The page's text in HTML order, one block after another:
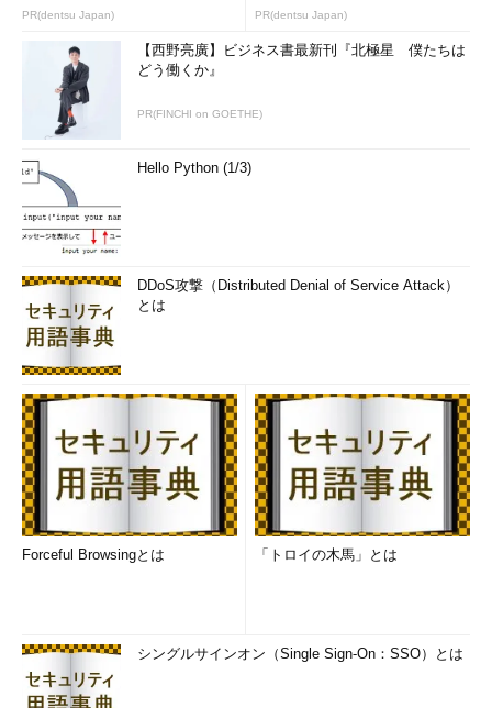
PR(dentsu Japan) PR(dentsu Japan)
【西野亮廣】ビジネス書最新刊『北極星 僕たちは
どう働くか』
PR(FINCHI on GOETHE)
Hello Python (1/3)
DDoS攻撃（Distributed Denial of Service Attack）
とは
Forceful Browsingとは 「トロイの木馬」とは
シングルサインオン（Single Sign-On：SSO）とは